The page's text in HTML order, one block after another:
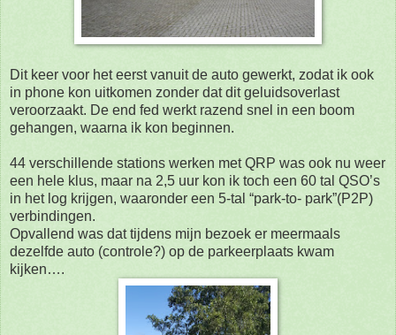
Dit keer voor het eerst vanuit de auto gewerkt, zodat ik ook
in phone kon uitkomen zonder dat ditgeluidsoverlast
veroorzaakt. De end fed werkt razend snel in een boom
gehangen, waarna ik kon beginnen.
44 verschillende stations werken met QRP was ook nu weer
een hele klus, maar na 2,5 uur kon ik toch een 60 tal QSO’s
in het log krijgen, waaronder een 5-tal “park-to- park”(P2P)
verbindingen.
Opvallend was dat tijdens mijn bezoek er meermaals
dezelfde auto (controle?) op de parkeerplaats kwam
kijken….